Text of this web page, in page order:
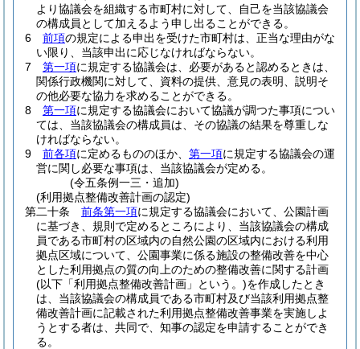
より協議会を組織する市町村に対して、自己を当該協議会
の構成員として加えるよう申し出ることができる。
6
前項の規定による申出を受けた市町村は、正当な理由がな
い限り、当該申出に応じなければならない。
7
第一項に規定する協議会は、必要があると認めるときは、
関係行政機関に対して、資料の提供、意見の表明、説明そ
の他必要な協力を求めることができる。
8
第一項に規定する協議会において協議が調つた事項につい
ては、当該協議会の構成員は、その協議の結果を尊重しな
ければならない。
9
前各項に定めるもののほか、 第一項に規定する協議会の運
営に関し必要な事項は、当該協議会が定める。
(令五条例一三・追加)
(利用拠点整備改善計画の認定)
第二十条
前条第一項に規定する協議会において、公園計画
に基づき、規則で定めるところにより、当該協議会の構成
員である市町村の区域内の自然公園の区域内における利用
拠点区域について、公園事業に係る施設の整備改善を中心
とした利用拠点の質の向上のための整備改善に関する計画
(以下「利用拠点整備改善計画」という。)を作成したとき
は、当該協議会の構成員である市町村及び当該利用拠点整
備改善計画に記載された利用拠点整備改善事業を実施しよ
うとする者は、共同で、知事の認定を申請することができ
る。